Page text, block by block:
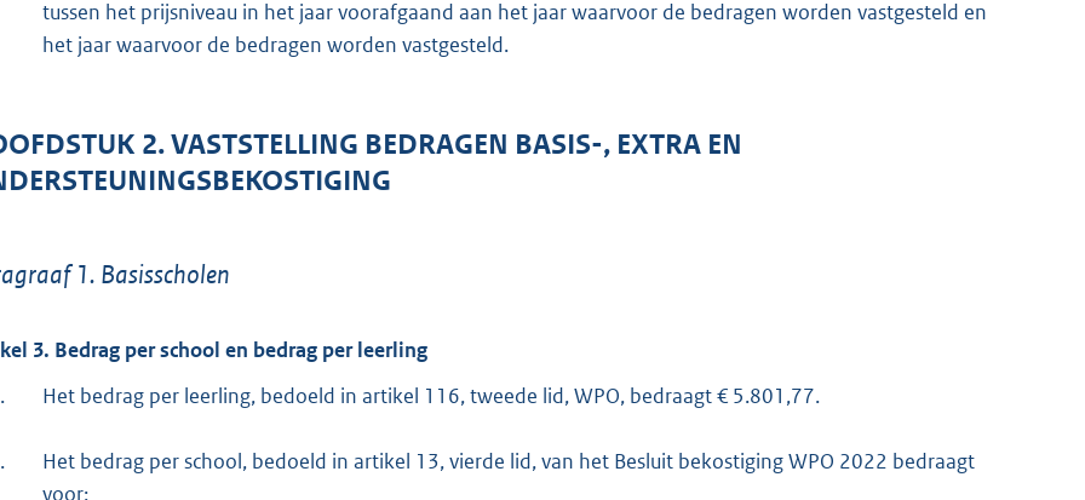
tussen het prijsniveau in het jaar voorafgaand aan het jaar waarvoor de bedragen worden vastgesteld en
het jaar waarvoor de bedragen worden vastgesteld.
2. VASTSTELLING BEDRAGEN BASIS-, EXTRA EN
1. Basisscholen
3. Bedrag per school en bedrag per leerling
Het bedrag per leerling, bedoeld in artikel 116, tweede lid, WPO, bedraagt € 5.801,77.
Het bedrag per school, bedoeld in artikel 13, vierde lid, van het Besluit bekostiging WPO 2022 bedraagt
voor: